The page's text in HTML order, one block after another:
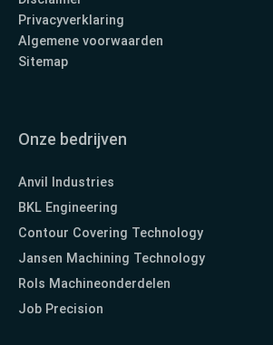
Privacyverklaring
Algemene voorwaarden
Sitemap
Onze bedrijven
Anvil Industries
BKL Engineering
Contour Covering Technology
Jansen Machining Technology
Rols Machineonderdelen
Job Precision